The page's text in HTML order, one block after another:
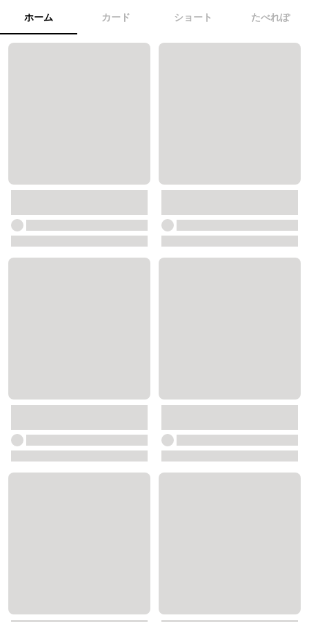
ホーム カード ショート たべれぽ